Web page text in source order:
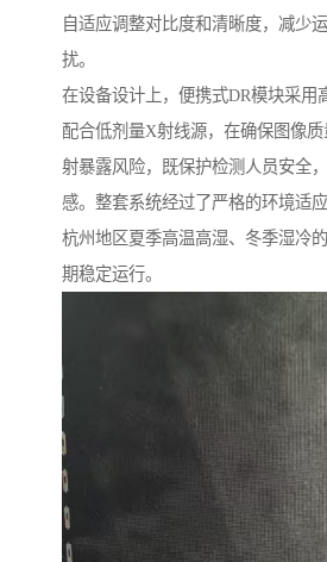
自适应调整对比度和清晰度，减少
扰。
在设备设计上，便携式DR模块采用
配合低剂量X射线源，在确保图像
射暴露风险，既保护检测人员安全
感。整套系统经过了严格的环境适
杭州地区夏季高温高湿、冬季湿冷
期稳定运行。